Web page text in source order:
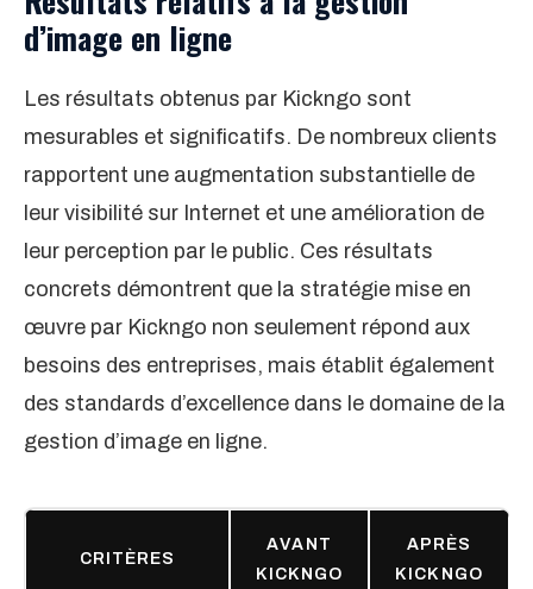
d’image en ligne
Les résultats obtenus par Kickngo sont
mesurables et significatifs. De nombreux clients
rapportent une augmentation substantielle de
leur visibilité sur Internet et une amélioration de
leur perception par le public. Ces résultats
concrets démontrent que la stratégie mise en
œuvre par Kickngo non seulement répond aux
besoins des entreprises, mais établit également
des standards d’excellence dans le domaine de la
gestion d’image en ligne.
CRITÈRES
AVANT
KICKNGO
APRÈS
KICKNGO